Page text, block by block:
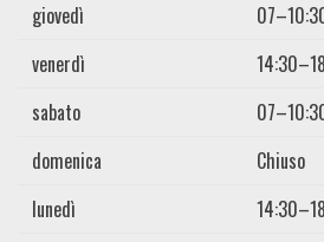
giovedì
venerdì
sabato
domenica
Chiuso
lunedì